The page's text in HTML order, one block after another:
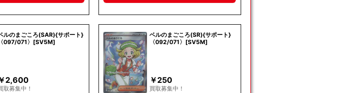
ルのまごころ(SAR){サポート}
〈097/071〉[SV5M]
2,600
取募集中！
ベルのまごころ(SR){サポート}
〈092/071〉[SV5M]
￥250
買取募集中！